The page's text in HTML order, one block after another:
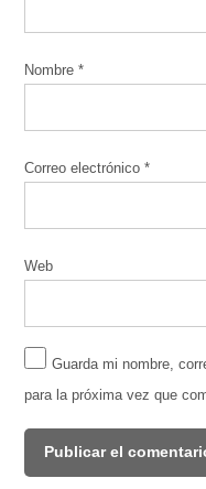
Nombre*
Correo electrónico*
Web
Guarda mi nombre,
para la próxima vez que